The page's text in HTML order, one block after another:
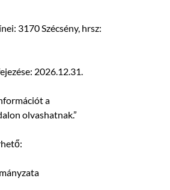
3170 Szécsény, hrsz:
2026.12.31.
a
olvashatnak.”